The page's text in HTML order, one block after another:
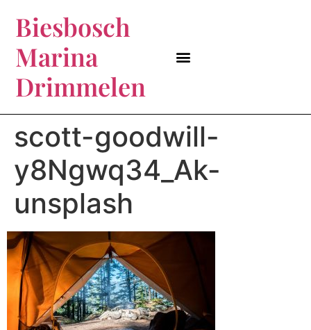
Biesbosch
Marina
Drimmelen
scott-goodwill-
y8Ngwq34_Ak-
unsplash